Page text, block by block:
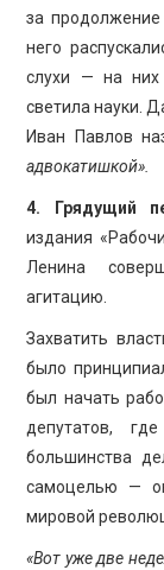
за
него
слухи — на них
светила науки.
Иван Павлов
адвокатишкой».
4. Грядущий
издания
Ленина
агитацию.
Захватить
было
был начать
депутатов,
большинства
самоцелью —
мировой
«Вот уже две